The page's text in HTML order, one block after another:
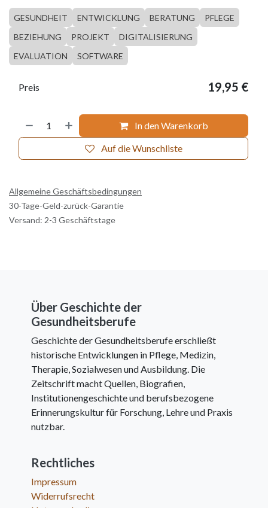
GESUNDHEIT ENTWICKLUNG BERATUNG
PFLEGE
BEZIEHUNG
PROJEKT
DIGITALISIERUNG
EVALUATION
SOFTWARE
In den Warenkorb
Auf die Wunschliste
Preis 19,95 €
Allgemeine Geschäftsbedingungen
30-Tage-Geld-zurück-Garantie
Versand: 2-3 Geschäftstage
Über Geschichte der
Gesundheitsberufe
Geschichte der Gesundheitsberufe erschließt
historische Entwicklungen in Pflege, Medizin,
Therapie, Sozialwesen und Ausbildung. Die
Zeitschrift macht Quellen, Biografien,
Institutionengeschichte und berufsbezogene
Erinnerungskultur für Forschung, Lehre und Praxis
nutzbar.
Rechtliches
Impressum
Widerrufsrecht